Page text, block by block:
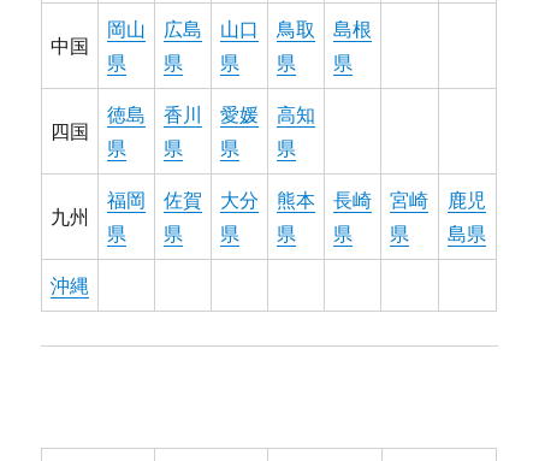
中国
岡山
県
広島
県
山口
県
鳥取
県
島根
県
四国
徳島
県
香川
県
愛媛
県
高知
県
九州
福岡
県
佐賀
県
大分
県
熊本
県
長崎
県
宮崎
県
鹿児
島県
沖縄